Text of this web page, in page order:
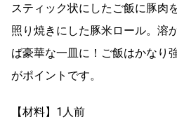
スティック状にしたご飯に豚肉
照り焼きにした豚米ロール。溶
ば豪華な一皿に！ご飯はかなり
がポイントです。
【材料】1人前